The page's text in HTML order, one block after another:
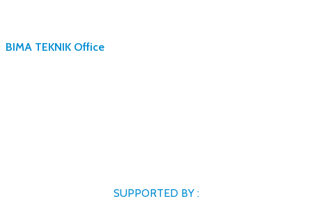
BIMA TEKNIK Office
SUPPORTED BY :